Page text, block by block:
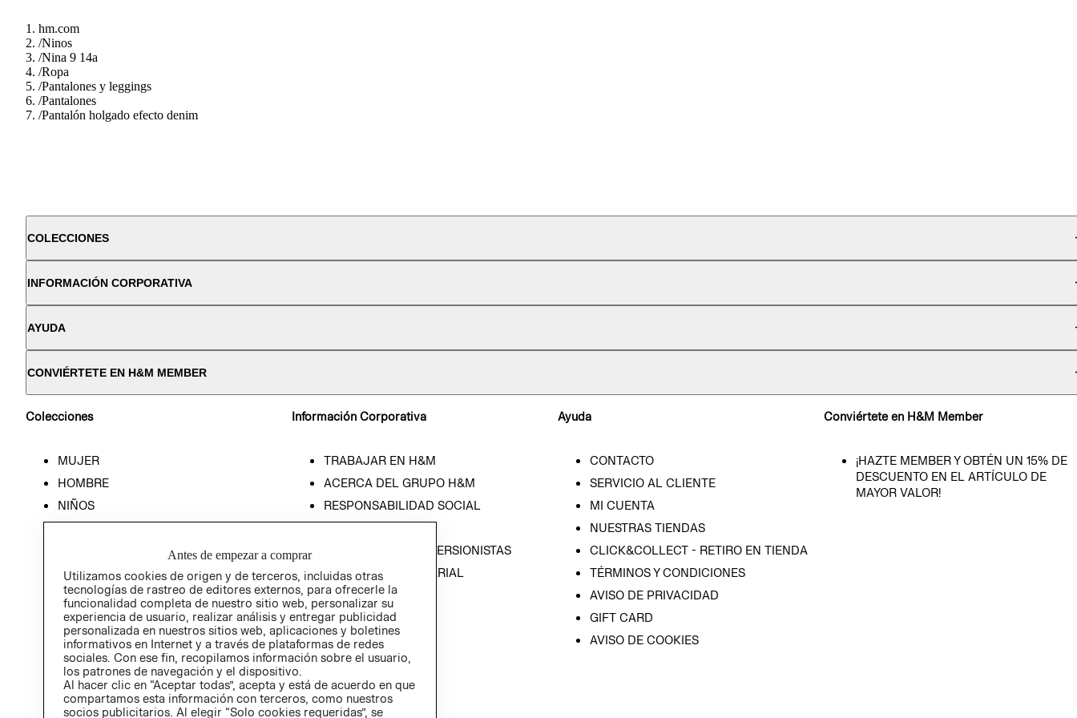
hm.com
/Ninos
/Nina 9 14a
/Ropa
/Pantalones y leggings
/Pantalones
/Pantalón holgado efecto denim
COLECCIONES
INFORMACIÓN CORPORATIVA
AYUDA
CONVIÉRTETE EN H&M MEMBER
Colecciones
MUJER
HOMBRE
NIÑOS
Información Corporativa
TRABAJAR EN H&M
ACERCA DEL GRUPO H&M
RESPONSABILIDAD SOCIAL
RELACIÓN CON INVERSIONISTAS
POLÍTICA EMPRESARIAL
Ayuda
CONTACTO
SERVICIO AL CLIENTE
MI CUENTA
NUESTRAS TIENDAS
CLICK&COLLECT - RETIRO EN TIENDA
TÉRMINOS Y CONDICIONES
AVISO DE PRIVACIDAD
GIFT CARD
AVISO DE COOKIES
Conviértete en H&M Member
¡HAZTE MEMBER Y OBTÉN UN 15% DE
DESCUENTO EN EL ARTÍCULO DE
MAYOR VALOR!
Antes de empezar a comprar
Utilizamos cookies de origen y de terceros, incluidas otras
tecnologías de rastreo de editores externos, para ofrecerle la
funcionalidad completa de nuestro sitio web, personalizar su
experiencia de usuario, realizar análisis y entregar publicidad
personalizada en nuestros sitios web, aplicaciones y boletines
informativos en Internet y a través de plataformas de redes
sociales. Con ese fin, recopilamos información sobre el usuario,
los patrones de navegación y el dispositivo.
Al hacer clic en “Aceptar todas”, acepta y está de acuerdo en que
compartamos esta información con terceros, como nuestros
socios publicitarios. Al elegir “Solo cookies requeridas”, se